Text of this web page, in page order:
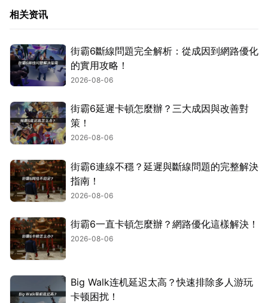
相关资讯
街霸6斷線問題完全解析：從成因到網路優化
的實用攻略！
2026-08-06
街霸6延遲卡頓怎麼辦？三大成因與改善對
策！
2026-08-06
街霸6連線不穩？延遲與斷線問題的完整解決
指南！
2026-08-06
街霸6一直卡頓怎麼辦？網路優化這樣解決！
2026-08-06
Big Walk连机延迟太高？快速排除多人游玩
卡顿困扰！